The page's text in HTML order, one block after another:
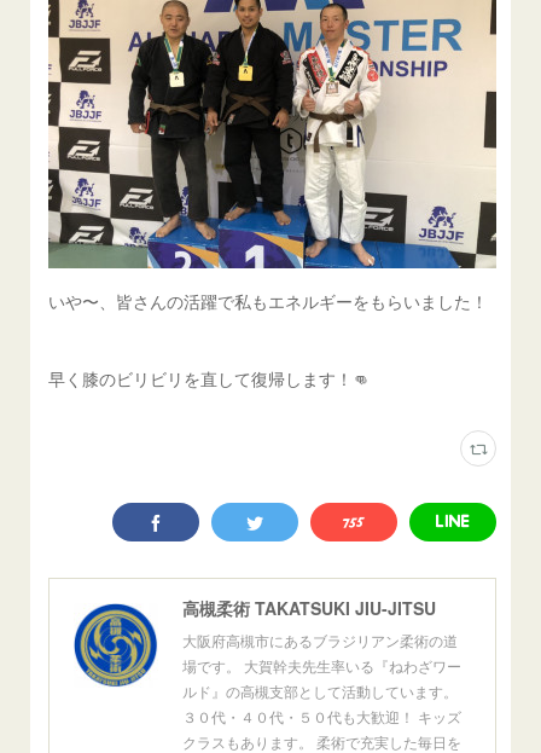
いや〜、皆さんの活躍で私もエネルギーをもらいました！
早く膝のビリビリを直して復帰します！👊
高槻柔術 TAKATSUKI JIU-JITSU
大阪府高槻市にあるブラジリアン柔術の道
場です。 大賀幹夫先生率いる『ねわざワー
ルド』の高槻支部として活動しています。
３０代・４０代・５０代も大歓迎！ キッズ
クラスもあります。 柔術で充実した毎日を